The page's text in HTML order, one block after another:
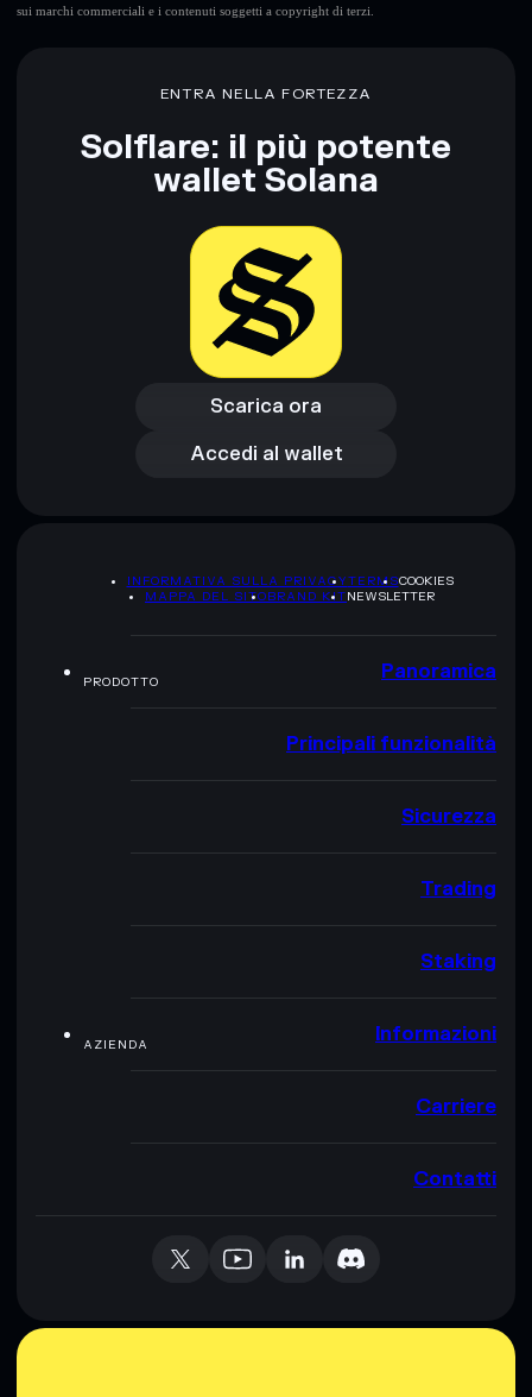
sui marchi commerciali e i contenuti soggetti a copyright di terzi.
ENTRA NELLA FORTEZZA
Solflare: il più potente
wallet Solana
Scarica ora
Scarica ora
Accedi al wallet
Accedi al wallet
INFORMATIVA SULLA PRIVACYTERMSCOOKIES
MAPPA DEL SITOBRAND KITNEWSLETTER
PRODOTTO Panoramica
Principali funzionalità
Sicurezza
Trading
Staking
AZIENDA Informazioni
Carriere
Contatti